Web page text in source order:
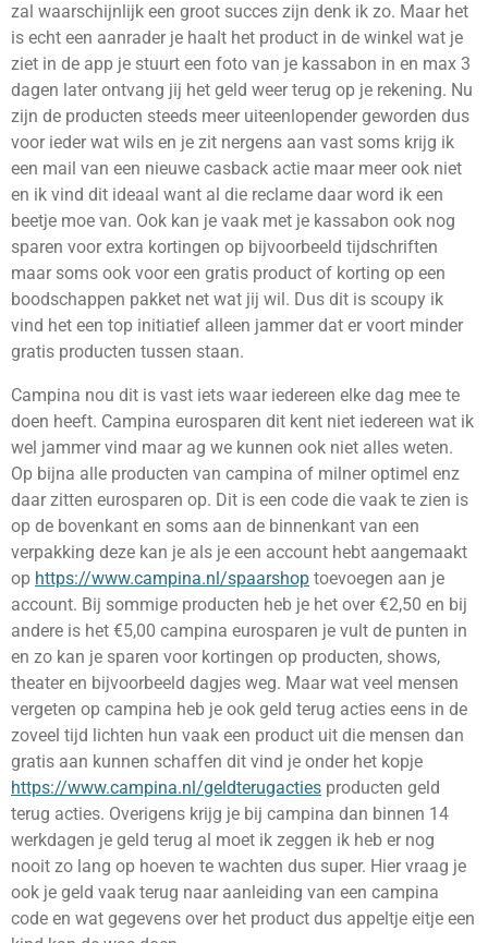
zal waarschijnlijk een groot succes zijn denk ik zo. Maar het
is echt een aanrader je haalt het product in de winkel wat je
ziet in de app je stuurt een foto van je kassabon in en max 3
dagen later ontvang jij het geld weer terug op je rekening. Nu
zijn de producten steeds meer uiteenlopender geworden dus
voor ieder wat wils en je zit nergens aan vast soms krijg ik
een mail van een nieuwe casback actie maar meer ook niet
en ik vind dit ideaal want al die reclame daar word ik een
beetje moe van. Ook kan je vaak met je kassabon ook nog
sparen voor extra kortingen op bijvoorbeeld tijdschriften
maar soms ook voor een gratis product of korting op een
boodschappen pakket net wat jij wil. Dus dit is scoupy ik
vind het een top initiatief alleen jammer dat er voort minder
gratis producten tussen staan.
Campina nou dit is vast iets waar iedereen elke dag mee te
doen heeft. Campina eurosparen dit kent niet iedereen wat ik
wel jammer vind maar ag we kunnen ook niet alles weten.
Op bijna alle producten van campina of milner optimel enz
daar zitten eurosparen op. Dit is een code die vaak te zien is
op de bovenkant en soms aan de binnenkant van een
verpakking deze kan je als je een account hebt aangemaakt
op https://www.campina.nl/spaarshop toevoegen aan je
account. Bij sommige producten heb je het over €2,50 en bij
andere is het €5,00 campina eurosparen je vult de punten in
en zo kan je sparen voor kortingen op producten, shows,
theater en bijvoorbeeld dagjes weg. Maar wat veel mensen
vergeten op campina heb je ook geld terug acties eens in de
zoveel tijd lichten hun vaak een product uit die mensen dan
gratis aan kunnen schaffen dit vind je onder het kopje
https://www.campina.nl/geldterugacties producten geld
terug acties. Overigens krijg je bij campina dan binnen 14
werkdagen je geld terug al moet ik zeggen ik heb er nog
nooit zo lang op hoeven te wachten dus super. Hier vraag je
ook je geld vaak terug naar aanleiding van een campina
code en wat gegevens over het product dus appeltje eitje een